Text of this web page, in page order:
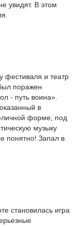
увидят. В этом
фестиваля и театр
поражен
- путь воина».
в
форме, под
музыку
понятно! Запал в
становилась игра